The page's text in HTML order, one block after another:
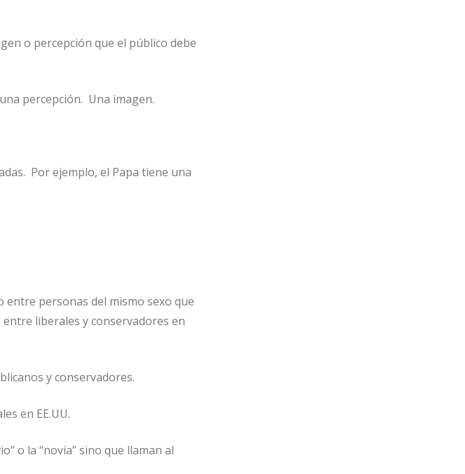
o percepción que el público debe
percepción. Una imagen.
Por ejemplo, el Papa tiene una
personas del mismo sexo que
liberales y conservadores en
y conservadores.
en EE.UU.
o la “novia” sino que llaman al